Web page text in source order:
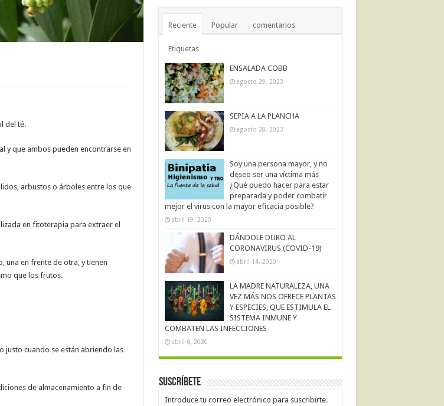
del té.
y que ambos pueden encontrarse en
arbustos o árboles entre los que
en fitoterapia para extraer el
una en frente de otra, y tienen
que los frutos.
justo cuando se están abriendo las
de almacenamiento a fin de
Reciente Popular comentarios
Etiquetas
ENSALADA COBB
agosto 29, 2023
SEPIA A LA PLANCHA
agosto 28, 2023
Soy una persona mayor, y no
deseo ser una víctima más
¿Qué puedo hacer para estar
preparada y poder combatir
mejor el virus con la mayor eficacia posible?
abril 19, 2020
DÁNDOLE DURO AL
CORONAVIRUS (COVID-19)
abril 14, 2020
LA MADRE NATURALEZA, UNA
VEZ MÁS NOS OFRECE PLANTAS
Y ESPECIES, QUE ESTIMULA EL
SISTEMA INMUNE Y
COMBATEN LAS INFECCIONES
abril 6, 2020
Suscríbete
Introduce tu correo electrónico para suscribirte.